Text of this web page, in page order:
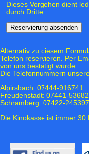
Dieses Vorgehen dient
durch Dritte.
Alternativ zu diesem
Telefon reservieren. Per
von uns bestätigt wurde.
Die Telefonnummern
Alpirsbach: 07444-916741
Freudenstadt: 07441-
Schramberg: 07422-245397
Die Kinokasse ist immer 30